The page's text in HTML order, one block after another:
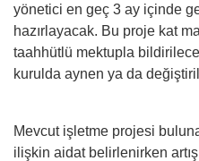
yönetici en geç 3 ay içinde
hazırlayacak. Bu proje kat
taahhütlü mektupla
kurulda aynen ya da
Mevcut işletme projesi
ilişkin aidat belirlenirken artış